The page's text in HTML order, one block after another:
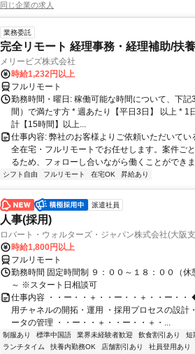
同じ企業の求人
業務委託
完全リモート 経理事務・経理補助/扶
メリービズ株式会社
時給1,232円以上
フルリモート
勤務時間・曜日: 稼働可能な時間について、下
間）で満たす方 * 週あたり【平日3日】 以上 * 1
計【15時間】以上...
仕事内容: 弊社のお客様よりご依頼いただいて
全在宅・フルリモートでお任せします。案件ご
るため、フォローし合いながら働くことができ
シフト自由 フルリモート 在宅OK 昇給あり
派遣社員
人事(採用)
ロバート・ウォルターズ・ジャパン株式会社(大阪
時給1,800円以上
フルリモート
勤務時間 固定時間制 ９：００～１８：００（休
～ ※スタート日相談可
仕事内容 ・・ー・・＋・・ー・・＋・・ー・
用チャネルの開拓・運用 ・採用プロセスの設計
ータの管理 ・・ー・・＋・・ー・・＋・...
制服あり 標準中国語 業界未経験者歓迎 飲食割引あり 短
ランチタイム
扶養内勤務OK 店舗割引あり 社員登用あり